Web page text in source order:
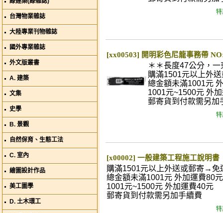
台灣物業雜誌
大陸專業刊物雜誌
國外專業雜誌
外文版叢書
A. 建築
文集
史學
B. 景觀
自然保育、生態工法
C. 室內
繪圖設計作品
美工圖學
D. 土木環工
特
[xx00503] 開明彩色尼龍事務帶
＊＊長度47公分，
購滿1501元以上外
總金額未滿1001元
1001元~1500元 外
郵寄貨到付款需另加
特
[x00002] 一般建築工程施工說明書
購滿1501元以上外送或郵寄→免
總金額未滿1001元 外加運費80元
1001元~1500元 外加運費40元
郵寄貨到付款需另加手續費
特